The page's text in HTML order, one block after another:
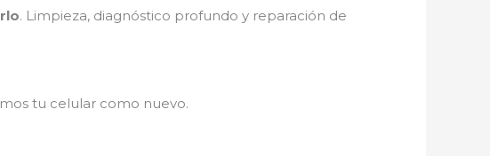
. Limpieza, diagnóstico profundo y reparación de
tu celular como nuevo.